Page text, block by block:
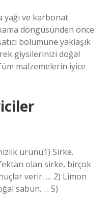
yağı ve karbonat
döngüsünden önce
bölümüne yaklaşık
giysilerinizi doğal
malzemelerin iyice
ürünü1) Sirke.
olan sirke, birçok
verir. … 2) Limon
sabun. … 5)